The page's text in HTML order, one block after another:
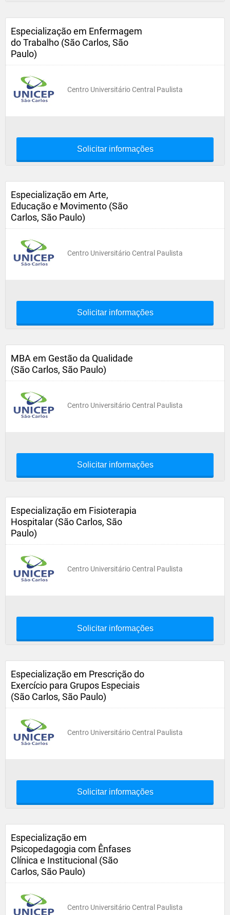
Especialização em Enfermagem
do Trabalho (São Carlos, São
Paulo)
Centro Universitário Central Paulista
Solicitar informações
Especialização em Arte,
Educação e Movimento (São
Carlos, São Paulo)
Centro Universitário Central Paulista
Solicitar informações
MBA em Gestão da Qualidade
(São Carlos, São Paulo)
Centro Universitário Central Paulista
Solicitar informações
Especialização em Fisioterapia
Hospitalar (São Carlos, São
Paulo)
Centro Universitário Central Paulista
Solicitar informações
Especialização em Prescrição do
Exercício para Grupos Especiais
(São Carlos, São Paulo)
Centro Universitário Central Paulista
Solicitar informações
Especialização em
Psicopedagogia com Ênfases
Clínica e Institucional (São
Carlos, São Paulo)
Centro Universitário Central Paulista